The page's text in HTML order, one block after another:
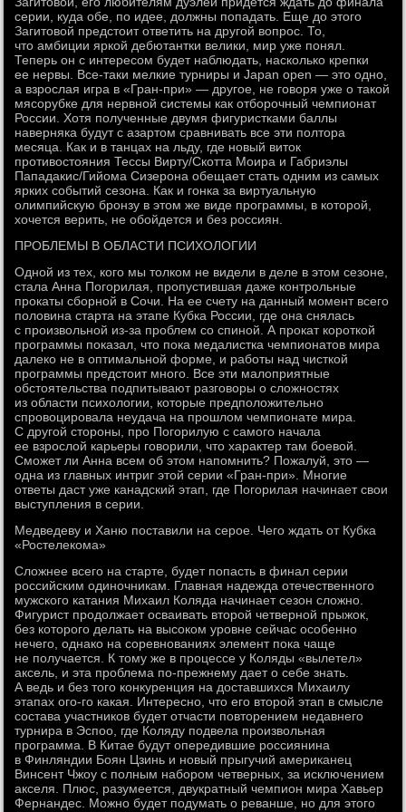
серии, куда обе, по идее, должны попадать. Еще до этого
Загитовой предстоит ответить на другой вопрос. То,
что амбиции яркой дебютантки велики, мир уже понял.
Теперь он с интересом будет наблюдать, насколько крепки
ее нервы. Все-таки мелкие турниры и Japan open — это одно,
а взрослая игра в «Гран-при» — другое, не говоря уже о такой
мясорубке для нервной системы как отборочный чемпионат
России. Хотя полученные двумя фигуристками баллы
наверняка будут с азартом сравнивать все эти полтора
месяца. Как и в танцах на льду, где новый виток
противостояния Тессы Вирту/Скотта Моира и Габриэлы
Пападакис/Гийома Сизерона обещает стать одним из самых
ярких событий сезона. Как и гонка за виртуальную
олимпийскую бронзу в этом же виде программы, в которой,
хочется верить, не обойдется и без россиян.
ПРОБЛЕМЫ В ОБЛАСТИ ПСИХОЛОГИИ
Одной из тех, кого мы толком не видели в деле в этом сезоне,
стала Анна Погорилая, пропустившая даже контрольные
прокаты сборной в Сочи. На ее счету на данный момент всего
половина старта на этапе Кубка России, где она снялась
с произвольной из-за проблем со спиной. А прокат короткой
программы показал, что пока медалистка чемпионатов мира
далеко не в оптимальной форме, и работы над чисткой
программы предстоит много. Все эти малоприятные
обстоятельства подпитывают разговоры о сложностях
из области психологии, которые предположительно
спровоцировала неудача на прошлом чемпионате мира.
С другой стороны, про Погорилую с самого начала
ее взрослой карьеры говорили, что характер там боевой.
Сможет ли Анна всем об этом напомнить? Пожалуй, это —
одна из главных интриг этой серии «Гран-при». Многие
ответы даст уже канадский этап, где Погорилая начинает свои
выступления в серии.
Медведеву и Ханю поставили на серое. Чего ждать от Кубка
«Ростелекома»
Сложнее всего на старте, будет попасть в финал серии
российским одиночникам. Главная надежда отечественного
мужского катания Михаил Коляда начинает сезон сложно.
Фигурист продолжает осваивать второй четверной прыжок,
без которого делать на высоком уровне сейчас особенно
нечего, однако на соревнованиях элемент пока чаще
не получается. К тому же в процессе у Коляды «вылетел»
аксель, и эта проблема по-прежнему дает о себе знать.
А ведь и без того конкуренция на доставшихся Михаилу
этапах ого-го какая. Интересно, что его второй этап в смысле
состава участников будет отчасти повторением недавнего
турнира в Эспоо, где Коляду подвела произвольная
программа. В Китае будут опередившие россиянина
в Финляндии Боян Цзинь и новый прыгучий американец
Винсент Чжоу с полным набором четверных, за исключением
акселя. Плюс, разумеется, двукратный чемпион мира Хавьер
Фернандес. Можно будет подумать о реванше, но для этого